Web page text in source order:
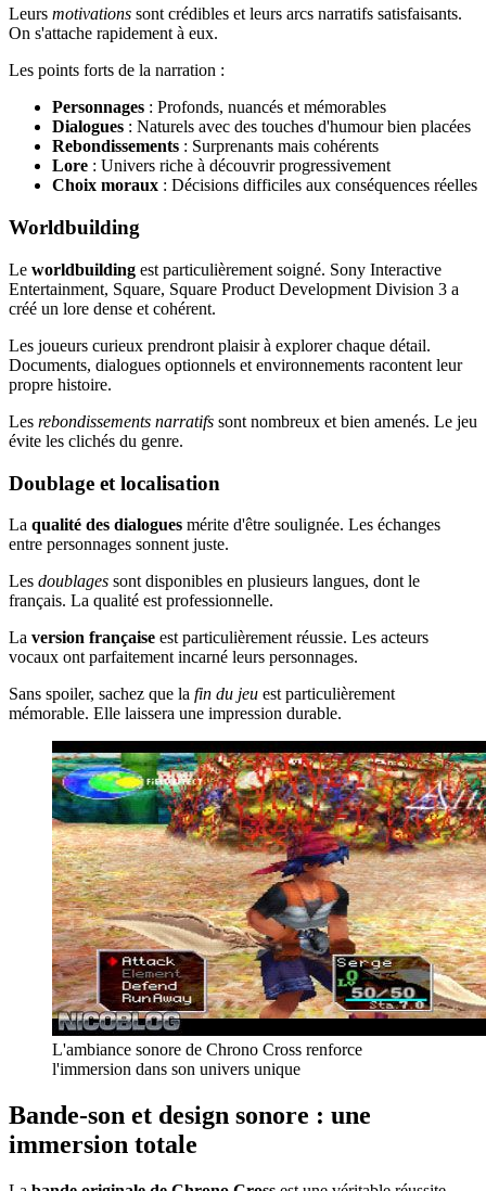
Leurs motivations sont crédibles et leurs arcs narratifs satisfaisants.
On s'attache rapidement à eux.
Les points forts de la narration :
Personnages : Profonds, nuancés et mémorables
Dialogues : Naturels avec des touches d'humour bien placées
Rebondissements : Surprenants mais cohérents
Lore : Univers riche à découvrir progressivement
Choix moraux : Décisions difficiles aux conséquences réelles
Worldbuilding
Le worldbuilding est particulièrement soigné. Sony Interactive
Entertainment, Square, Square Product Development Division 3 a
créé un lore dense et cohérent.
Les joueurs curieux prendront plaisir à explorer chaque détail.
Documents, dialogues optionnels et environnements racontent leur
propre histoire.
Les rebondissements narratifs sont nombreux et bien amenés. Le jeu
évite les clichés du genre.
Doublage et localisation
La qualité des dialogues mérite d'être soulignée. Les échanges
entre personnages sonnent juste.
Les doublages sont disponibles en plusieurs langues, dont le
français. La qualité est professionnelle.
La version française est particulièrement réussie. Les acteurs
vocaux ont parfaitement incarné leurs personnages.
Sans spoiler, sachez que la fin du jeu est particulièrement
mémorable. Elle laissera une impression durable.
L'ambiance sonore de Chrono Cross renforce
l'immersion dans son univers unique
Bande-son et design sonore : une
immersion totale